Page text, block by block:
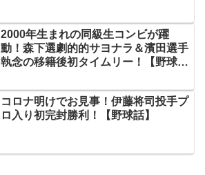
2000年生まれの同級生コンビが躍
動！森下選劇的的サヨナラ＆濱田選手
執念の移籍後初タイムリー！【野球
コロナ明けでお見事！伊藤将司投手プ
ロ入り初完封勝利！【野球話】